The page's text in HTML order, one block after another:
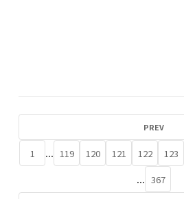
PREV
1 ... 119 120 121 122 123
... 367